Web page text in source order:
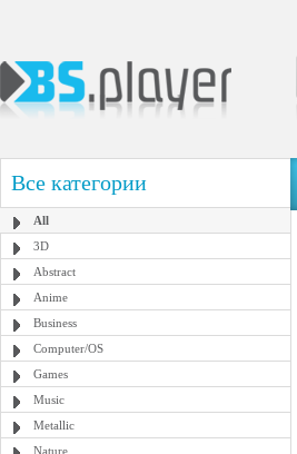
Все категории
All
3D
Abstract
Anime
Business
Computer/OS
Games
Music
Metallic
Nature